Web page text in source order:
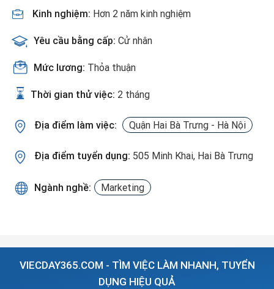
Kinh nghiệm: Hơn 2 năm kinh nghiệm
Yêu cầu bằng cấp: Cử nhân
Mức lương: Thỏa thuận
Thời gian thử việc: 2 tháng
Địa điểm làm việc: Quận Hai Bà Trưng - Hà Nội
Địa điểm tuyển dụng: 505 Minh Khai, Hai Bà Trưng
Ngành nghề: Marketing
VIECDAY365.COM - TÌM VIỆC LÀM NHANH, TUYỂN
DỤNG HIỆU QUẢ